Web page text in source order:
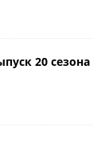
20 сезона